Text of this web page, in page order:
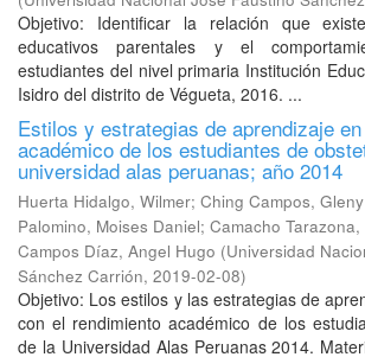
Objetivo: Identificar la relación que
educativos parentales y el
estudiantes del nivel primaria Institución
Isidro del distrito de Végueta, 2016. ...
Estilos y estrategias de aprendizaje
académico de los estudiantes de
universidad alas peruanas; año 2014
Huerta Hidalgo, Wilmer; Ching Campos,
Palomino, Moises Daniel; Camacho
Campos Díaz, Angel Hugo (Universidad
Sánchez Carrión, 2019-02-08)
Objetivo: Los estilos y las estrategias de
con el rendimiento académico de los
de la Universidad Alas Peruanas 2014.